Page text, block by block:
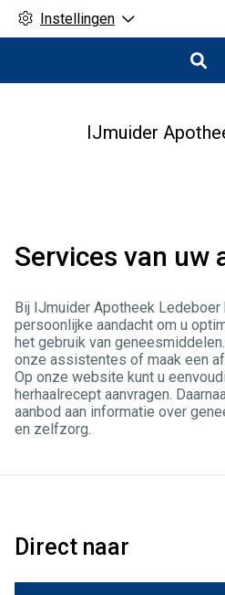
Instellingen
IJmuider
Services van uw
Bij IJmuider Apotheek Ledeboer
persoonlijke aandacht om u
het gebruik van
onze assistentes of maak een
Op onze website kunt u
herhaalrecept aanvragen.
aanbod aan informatie over
en zelfzorg.
Direct naar